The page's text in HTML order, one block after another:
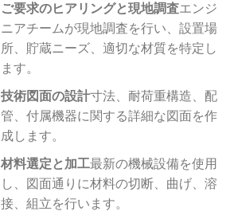
ご要求のヒアリングと現地調査エンジ
ニアチームが現地調査を行い、設置場
所、貯蔵ニーズ、適切な材質を特定し
ます。
技術図面の設計寸法、耐荷重構造、配
管、付属機器に関する詳細な図面を作
成します。
材料選定と加工最新の機械設備を使用
し、図面通りに材料の切断、曲げ、溶
接、組立を行います。